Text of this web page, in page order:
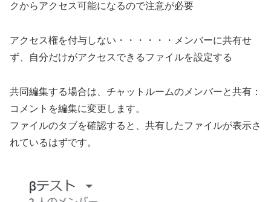
クからアクセス可能になるので注意が必要
アクセス権を付与しない・・・・・・メンバーに共有せ
ず、自分だけがアクセスできるファイルを設定する
共同編集する場合は、チャットルームのメンバーと共有：
コメントを編集に変更します。
ファイルのタブを確認すると、共有したファイルが表示さ
れているはずです。